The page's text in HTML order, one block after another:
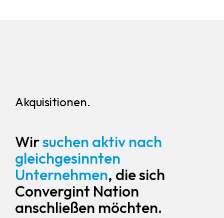
Akquisitionen.
Wirsuchen aktiv nach
gleichgesinnten
Unternehmen, die sich
Convergint Nation
anschließen möchten.